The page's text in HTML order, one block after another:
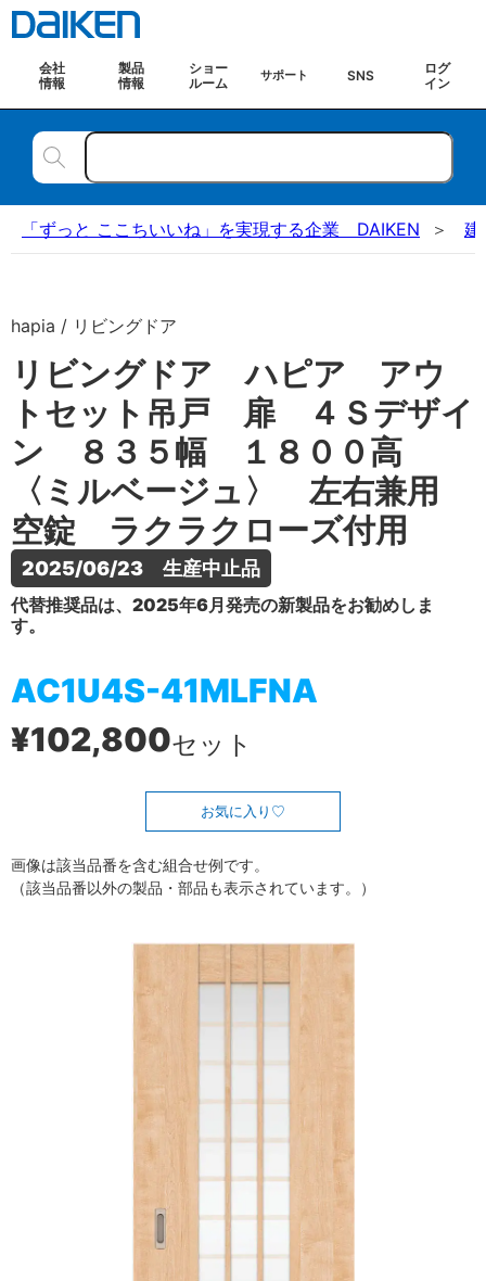
会社
情報
製品
情報
ショー
ルーム
サポート SNS
ログ
イン
「ずっと ここちいいね」を実現する企業 DAIKEN 建
hapia / リビングドア
リビングドア ハピア アウ
トセット吊戸 扉 ４Ｓデザイ
ン ８３５幅 １８００高
〈ミルベージュ〉 左右兼用
空錠 ラクラクローズ付用
2025/06/23　生産中止品
代替推奨品は、2025年6月発売の新製品をお勧めしま
す。
AC1U4S-41MLFNA
¥102,800セット
お気に入り
画像は該当品番を含む組合せ例です。
（該当品番以外の製品・部品も表示されています。）